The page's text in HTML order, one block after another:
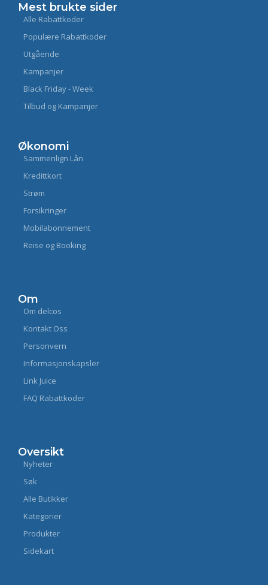
Mest brukte sider
Alle Rabattkoder
Populære Rabattkoder
Utgående
Kampanjer
Black Friday - Week
Tilbud og Kampanjer
Økonomi
Sammenlign Lån
Kredittkort
Strøm
Forsikringer
Mobilabonnement
Reise og Booking
Om
Om delcos
Kontakt Oss
Personvern
Informasjonskapsler
Link Juice
FAQ Rabattkoder
Oversikt
Nyheter
Søk
Alle Butikker
Kategorier
Produkter
Sidekart